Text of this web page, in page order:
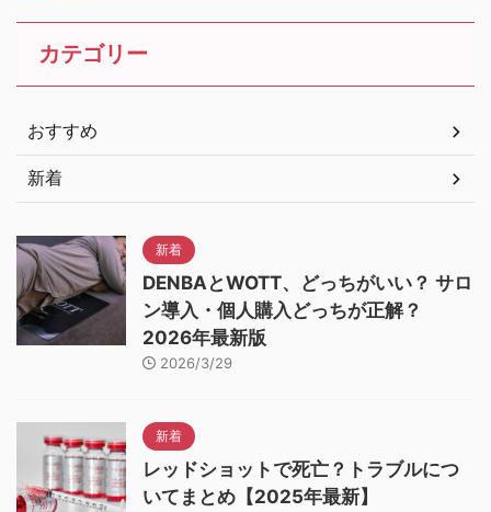
カテゴリー
おすすめ
新着
新着
DENBAとWOTT、どっちがいい？ サロ
ン導入・個人購入どっちが正解？
2026年最新版
2026/3/29
新着
レッドショットで死亡？トラブルにつ
いてまとめ【2025年最新】